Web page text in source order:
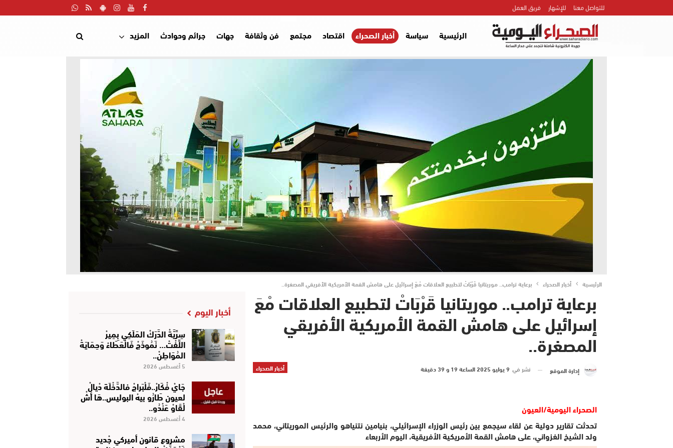
للتواصل معنا للإشهار فريق العمل
الرئيسية سياسة أخبار الصحراء اقتصاد مجتمع فن وثقافة جهات جرائم وحوادث المزيد
الرئيسية أخبار الصحراء برعاية ترامب.. موريتانيا قَرْبَاتْ لتطبيع العلاقات مْعَ إسرائيل على هامش القمة الأمريكية الأفريقي المصغرة..
برعاية ترامب.. موريتانيا قَرْبَاتْ لتطبيع العلاقات مْعَ
إسرائيل على هامش القمة الأمريكية الأفريقي
المصغرة..
أخبار الصحراء إدارة الموقع نشر في 9 يوليو 2025 الساعة 19 و 39 دقيقة
الصحراء اليومية/العيون
تحدثت تقارير دولية عن لقاء سيجمع بين رئيس الوزراء الإسرائيلي، بنيامين نتنياهو والرئيس الموريتاني، محمد
ولد الشيخ الغزواني، على هامش القمة الأمريكية الأفريقية، اليوم الأربعاء
أخبار اليوم
سِرِّيَّةْ الدَّرَكْ المَلَكِي بِمِيرْ
اللِّفْتْ… نَمُوذَجْ فَالْعَطَاءْ وَحِمَايَةْ
المُوَاطِنْ..
5 أغسطس 2026
جَايْ فْكَارْ..فَلْبَراجْ فالدَّخْلَة دْيالْ
لعيون طَارُو بيهْ البوليس..هَا أشْ
لْقَاوْ عَنْدُو..
4 أغسطس 2026
مشروع قانون أميركي جْديد